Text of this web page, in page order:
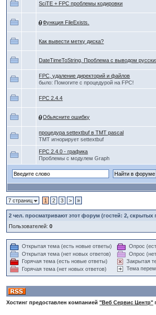
SciTE + FPC проблемы кодировки
Функция FileExists.
Как вывести метку диска?
DateTimeToString. Проблема с выводом
FPC, удаление директорий и файлов
было: Помогите с процедурой на FPC!
FPC 2.4.4
Обьясните ошибку
процедура settextbuf в TMT pascal
TMT игнорирует settextbuf
FPC 2.4.0 - графика
Проблемы с модулем Graph
7 страниц 1 2 3 > »
2 чел. просматривают этот форум (гостей: 2, скрытых
Пользователей:0
Открытая тема (есть новые ответы)
Открытая тема (нет новых ответов)
Горячая тема (есть новые ответы)
Горячая тема (нет новых ответов)
Опрос
Опрос
Закрытая
Тема
Хостинг предоставлен компанией"Веб Сервис Центр"